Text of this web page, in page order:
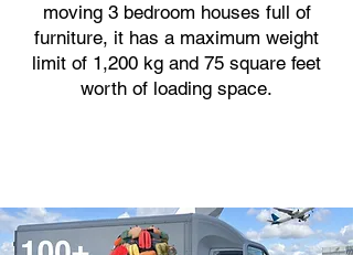
moving 3 bedroom houses full of
furniture, it has a maximum weight
limit of 1,200 kg and 75 square feet
worth of loading space.